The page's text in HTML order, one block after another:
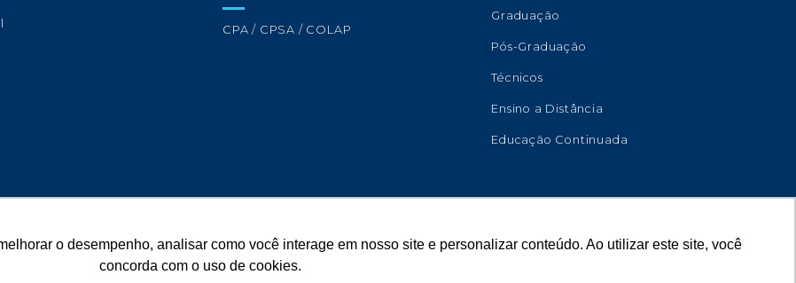
o desempenho, analisar como você interage em nosso site e personalizar conteúdo. Ao utilizar este site, você
concorda com o uso de cookies.
CPA / CPSA / COLAP
Graduação
Pós-Graduação
Técnicos
Ensino a Distância
Educação Continuada
Copyright © 2026 - Universidade de Marília.